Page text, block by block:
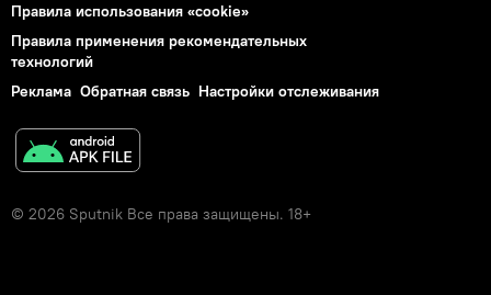
Правила использования «cookie»
Правила применения рекомендательных
технологий
Реклама Обратная связь Настройки отслеживания
© 2026 Sputnik Все права защищены. 18+